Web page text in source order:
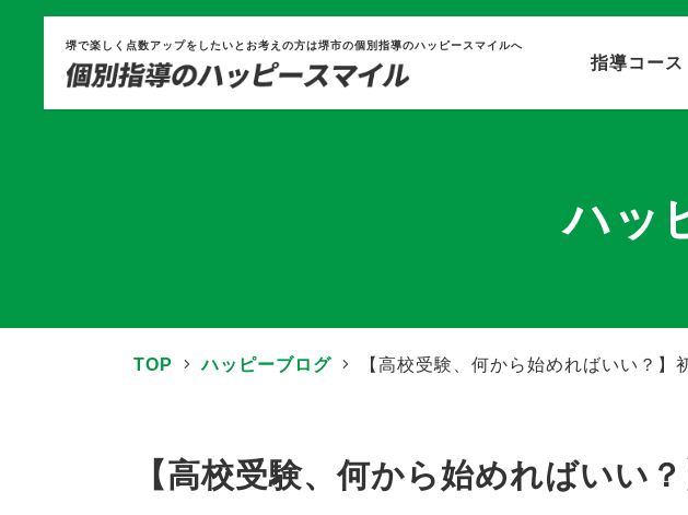
堺で楽しく点数アップをしたいとお考えの方は堺市の個別指導のハッピースマイルへ
指導コース
ハッ
TOP ハッピーブログ 【高校受験、何から始めればいい？
【高校受験、何から始めればいい